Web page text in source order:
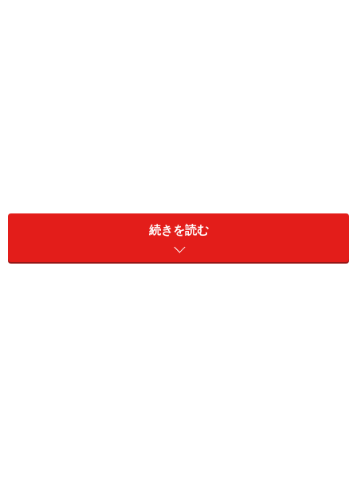
結婚式を撮り慣れていない人に撮影をお願いして、いい
写真を撮ってもらうのに欠かせないことは、念入りな事
前の準備です。準備がうまくできるとポイントの定まっ
続きを読む